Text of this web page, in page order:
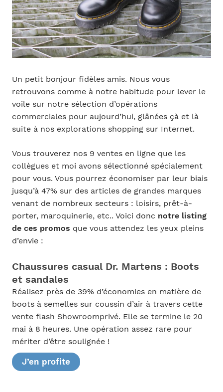
Un petit bonjour fidèles amis. Nous vous
retrouvons comme à notre habitude pour lever le
voile sur notre sélection d’opérations
commerciales pour aujourd’hui, glânées çà et là
suite à nos explorations shopping sur Internet.
Vous trouverez nos 9 ventes en ligne que les
collègues et moi avons sélectionné spécialement
pour vous. Vous pourrez économiser par leur biais
jusqu’à 47% sur des articles de grandes marques
venant de nombreux secteurs : loisirs, prêt-à-
porter, maroquinerie, etc.. Voici donc notre listing
de ces promos que vous attendez les yeux pleins
d’envie :
Chaussures casual Dr. Martens : Boots
et sandales
Réalisez près de 39% d’économies en matière de
boots à semelles sur coussin d’air à travers cette
vente flash Showroomprivé. Elle se termine le 20
mai à 8 heures. Une opération assez rare pour
mériter d’être soulignée !
J’en profite